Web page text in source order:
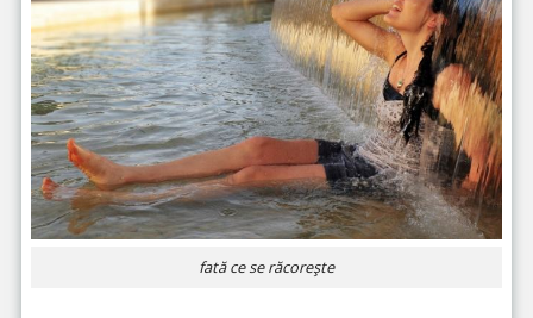
fată ce se răcorește